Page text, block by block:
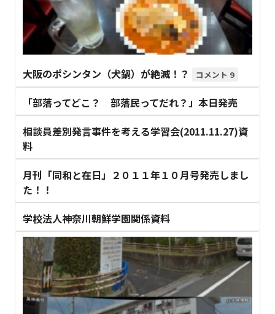
大阪のポシンタン（犬鍋）が絶滅！？ 9
「部落ってどこ？ 部落民ってだれ？」本日発売
相談員差別発言事件を考える学習会(2011.11.27)資
料
月刊「同和と在日」２０１１年１０月号発売しまし
た！！
学校法人神奈川朝鮮学園関係資料